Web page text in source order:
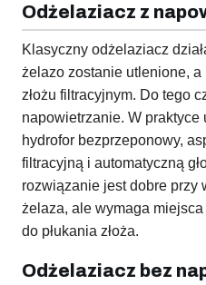
Odżelaziacz z
Klasyczny odżelaziacz
żelazo zostanie utlenione,
złożu filtracyjnym. Do tego
napowietrzanie. W praktyce
hydrofor bezprzeponowy,
filtracyjną i automatyczną
rozwiązanie jest dobre przy
żelaza, ale wymaga
do płukania złoża.
Odżelaziacz bez